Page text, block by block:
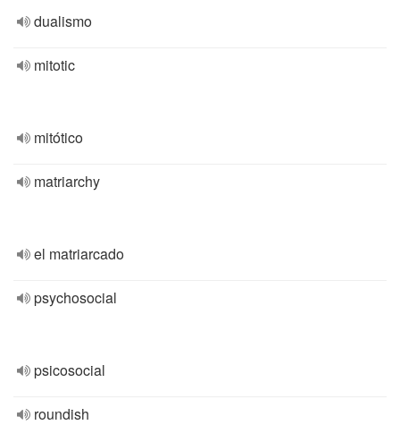
dualismo
mitotic
mitótico
matriarchy
el matriarcado
psychosocial
psicosocial
roundish